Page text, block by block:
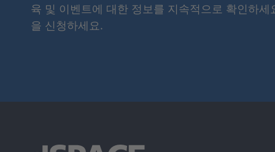
육 및 이벤트에 대한 정보를 지속적으로 확인하
을 신청하세요.